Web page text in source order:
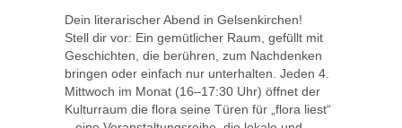
Dein literarischer Abend in Gelsenkirchen!
Stell dir vor: Ein gemütlicher Raum, gefüllt mit
Geschichten, die berühren, zum Nachdenken
bringen oder einfach nur unterhalten. Jeden 4.
Mittwoch im Monat (16–17:30 Uhr) öffnet der
Kulturraum die flora seine Türen für „flora liest“